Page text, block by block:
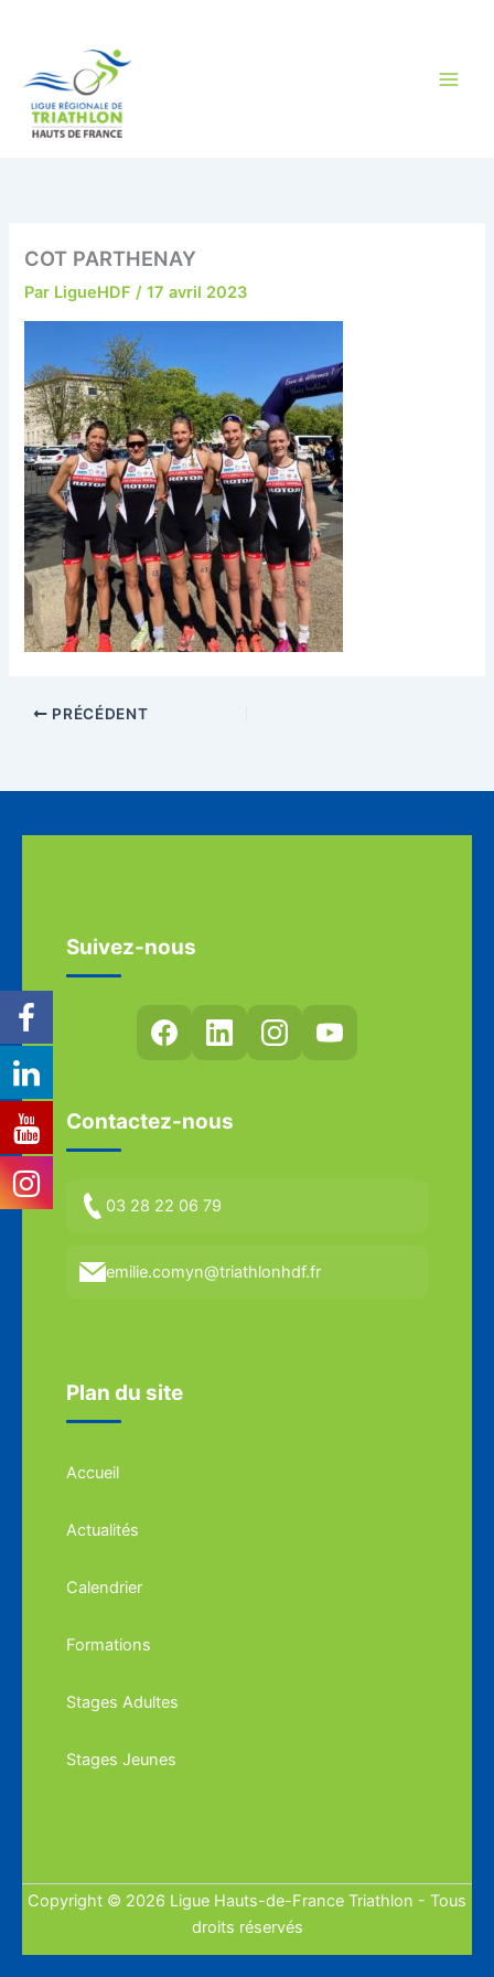
COT PARTHENAY
Par LigueHDF/17 avril 2023
PRÉCÉDENT
Suivez-nous
Contactez-nous
03 28 22 06 79
emilie.comyn@triathlonhdf.fr
Plan du site
Accueil
Actualités
Calendrier
Formations
Stages Adultes
Stages Jeunes
Copyright © 2026 Ligue Hauts-de-France Triathlon - Tous
droits réservés